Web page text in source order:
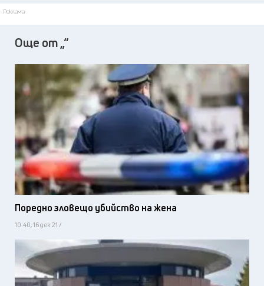
Реклама
Още от „“
Поредно зловещо убийство на жена
10:40, 16 дек 21 /